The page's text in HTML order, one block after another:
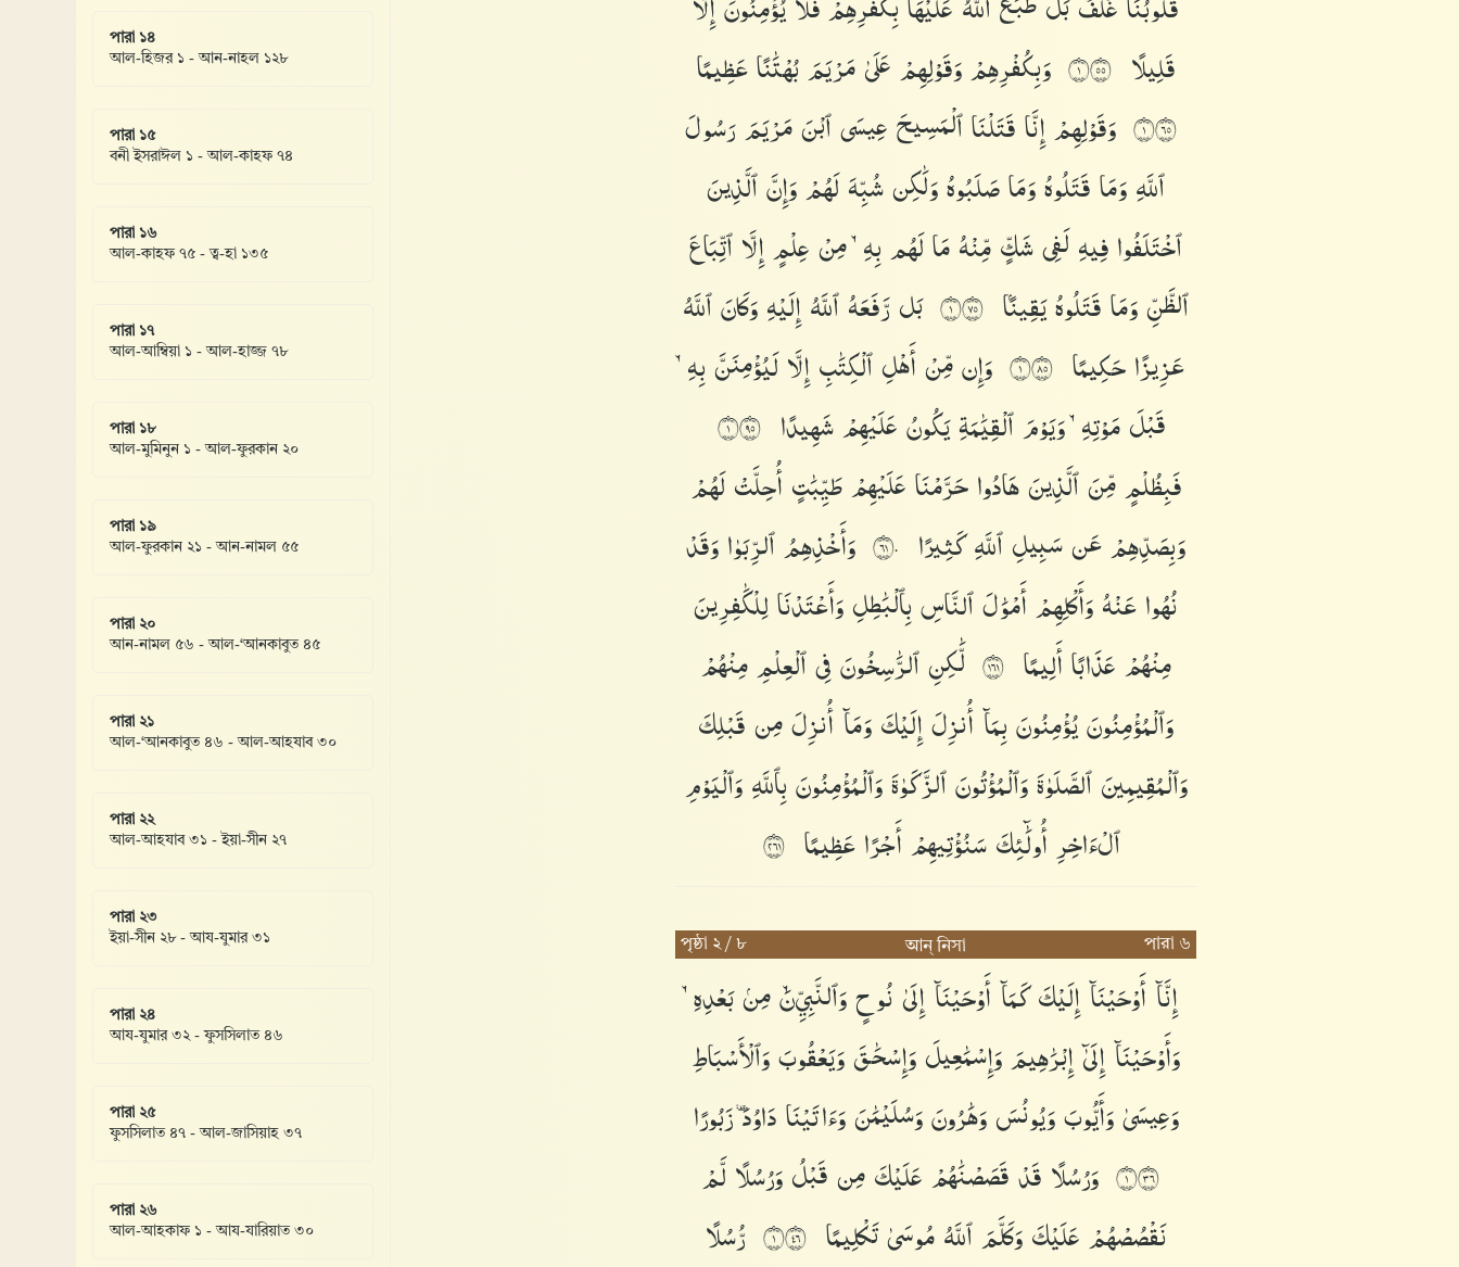
পারা ১৪
আল-হিজর ১ - আন-নাহল ১২৮
পারা ১৫
বনী ইসরাঈল ১ - আল-কাহফ ৭৪
পারা ১৬
আল-কাহফ ৭৫ - ত্ব-হা ১৩৫
পারা ১৭
আল-আম্বিয়া ১ - আল-হাজ্জ ৭৮
পারা ১৮
আল-মুমিনুন ১ - আল-ফুরকান ২০
পারা ১৯
আল-ফুরকান ২১ - আন-নামল ৫৫
পারা ২০
আন-নামল ৫৬ - আল-‘আনকাবুত ৪৫
পারা ২১
আল-‘আনকাবুত ৪৬ - আল-আহযাব ৩০
পারা ২২
আল-আহযাব ৩১ - ইয়া-সীন ২৭
পারা ২৩
ইয়া-সীন ২৮ - আয-যুমার ৩১
পারা ২৪
আয-যুমার ৩২ - ফুসসিলাত ৪৬
পারা ২৫
ফুসসিলাত ৪৭ - আল-জাসিয়াহ ৩৭
পারা ২৬
আল-আহকাফ ১ - আয-যারিয়াত ৩০
قَلِيلًا ١٥٥ وَبِكُفْرِهِمْوَقَوْلِهِمْعَلَىٰمَرْيَمَبُهْتَٰنًاعَظِيمًا
١٥٦ وَقَوْلِهِمْإِنَّاقَتَلْنَاٱلْمَسِيحَعِيسَىٱبْنَمَرْيَمَرَسُولَ
ٱللَّهِوَمَاقَتَلُوهُوَمَاصَلَبُوهُوَلَٰكِنشُبِّهَلَهُمْوَإِنَّٱلَّذِينَ
ٱخْتَلَفُوا۟فِيهِلَفِىشَكٍّمِّنْهُمَالَهُمبِهِۦمِنْعِلْمٍإِلَّاٱتِّبَاعَ
ٱلظَّنِّوَمَاقَتَلُوهُيَقِينًۢا ١٥٧ بَلرَّفَعَهُٱللَّهُإِلَيْهِوَكَانَٱللَّهُ
عَزِيزًاحَكِيمًا ١٥٨ وَإِنمِّنْأَهْلِٱلْكِتَٰبِإِلَّالَيُؤْمِنَنَّبِهِۦ
قَبْلَمَوْتِهِۦوَيَوْمَٱلْقِيَٰمَةِيَكُونُعَلَيْهِمْشَهِيدًا ١٥٩
فَبِظُلْمٍمِّنَٱلَّذِينَهَادُوا۟حَرَّمْنَاعَلَيْهِمْطَيِّبَٰتٍأُحِلَّتْلَهُمْ
وَبِصَدِّهِمْعَنسَبِيلِٱللَّهِكَثِيرًا ١٦٠ وَأَخْذِهِمُٱلرِّبَوٰا۟وَقَدْ
نُهُوا۟عَنْهُوَأَكْلِهِمْأَمْوَٰلَٱلنَّاسِبِٱلْبَٰطِلِوَأَعْتَدْنَالِلْكَٰفِرِينَ
مِنْهُمْعَذَابًاأَلِيمًا ١٦١ لَّٰكِنِٱلرَّٰسِخُونَفِىٱلْعِلْمِمِنْهُمْ
وَٱلْمُؤْمِنُونَيُؤْمِنُونَبِمَآأُنزِلَإِلَيْكَوَمَآأُنزِلَمِنقَبْلِكَ
وَٱلْمُقِيمِينَٱلصَّلَوٰةَوَٱلْمُؤْتُونَٱلزَّكَوٰةَوَٱلْمُؤْمِنُونَبِٱللَّهِوَٱلْيَوْمِ
ٱلْءَاخِرِأُو۟لَٰٓئِكَسَنُؤْتِيهِمْأَجْرًاعَظِيمًا ١٦٢
আন্ নিসা
পৃষ্ঠা ২ / ৮ পারা ৬
إِنَّآأَوْحَيْنَآإِلَيْكَكَمَآأَوْحَيْنَآإِلَىٰنُوحٍوَٱلنَّبِيِّۦنَمِنۢبَعْدِهِۦ
وَأَوْحَيْنَآإِلَىٰٓإِبْرَٰهِيمَوَإِسْمَٰعِيلَوَإِسْحَٰقَوَيَعْقُوبَوَٱلْأَسْبَاطِ
وَعِيسَىٰوَأَيُّوبَوَيُونُسَوَهَٰرُونَوَسُلَيْمَٰنَوَءَاتَيْنَادَاوُۥدَزَبُورًا
١٦٣ وَرُسُلًاقَدْقَصَصْنَٰهُمْعَلَيْكَمِنقَبْلُوَرُسُلًالَّمْ
نَقْصُصْهُمْعَلَيْكَوَكَلَّمَٱللَّهُمُوسَىٰتَكْلِيمًا ١٦٤ رُّسُلًا